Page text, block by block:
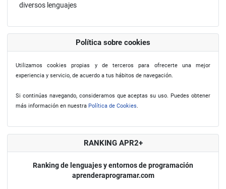
diversos lenguajes
Política sobre cookies
Utilizamos cookies propias y de terceros para ofrecerte una mejor
experiencia y servicio, de acuerdo a tus hábitos de navegación.
Si continúas navegando, consideramos que aceptas su uso. Puedes obtener
más información en nuestra Política de Cookies.
RANKING APR2+
Ranking de lenguajes y entornos de programación
aprenderaprogramar.com